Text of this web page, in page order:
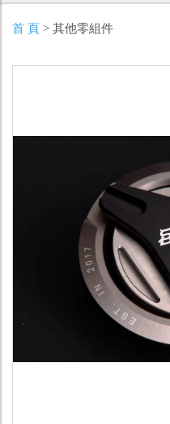
首 頁 > 其他零組件